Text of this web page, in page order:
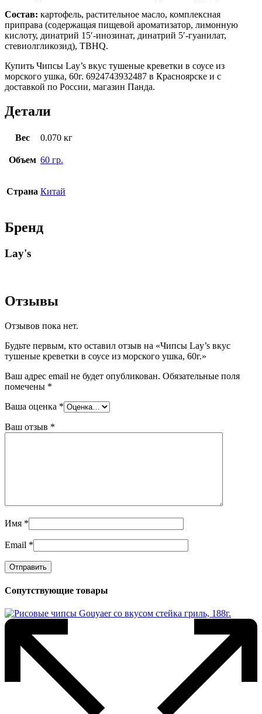
Состав: картофель, растительное масло, комплексная
приправа (содержащая пищевой ароматизатор, лимонную
кислоту, динатрий 15′-инозинат, динатрий 5′-гуанилат,
стевиолгликозид), TBHQ.
Купить Чипсы Lay’s вкус тушеные креветки в соусе из
морского ушка, 60г. 6924743932487 в Красноярске и с
доставкой по России, магазин Панда.
Детали
Вес 0.070 кг
Объем 60 гр.
Страна Китай
Бренд
Lay's
Отзывы
Отзывов пока нет.
Будьте первым, кто оставил отзыв на «Чипсы Lay’s вкус
тушеные креветки в соусе из морского ушка, 60г.»
Ваш адрес email не будет опубликован. Обязательные поля
помечены *
Ваша оценка *
Ваш отзыв *
Имя *
Email *
Сопутствующие товары